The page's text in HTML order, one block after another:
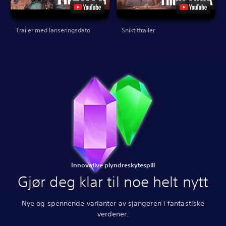
Trailer med lanseringsdato Sniktittrailer
Innovative plyndreskytespill
Gjør deg klar til noe helt nytt
Nye og spennende varianter av sjangeren i fantastiske
verdener.